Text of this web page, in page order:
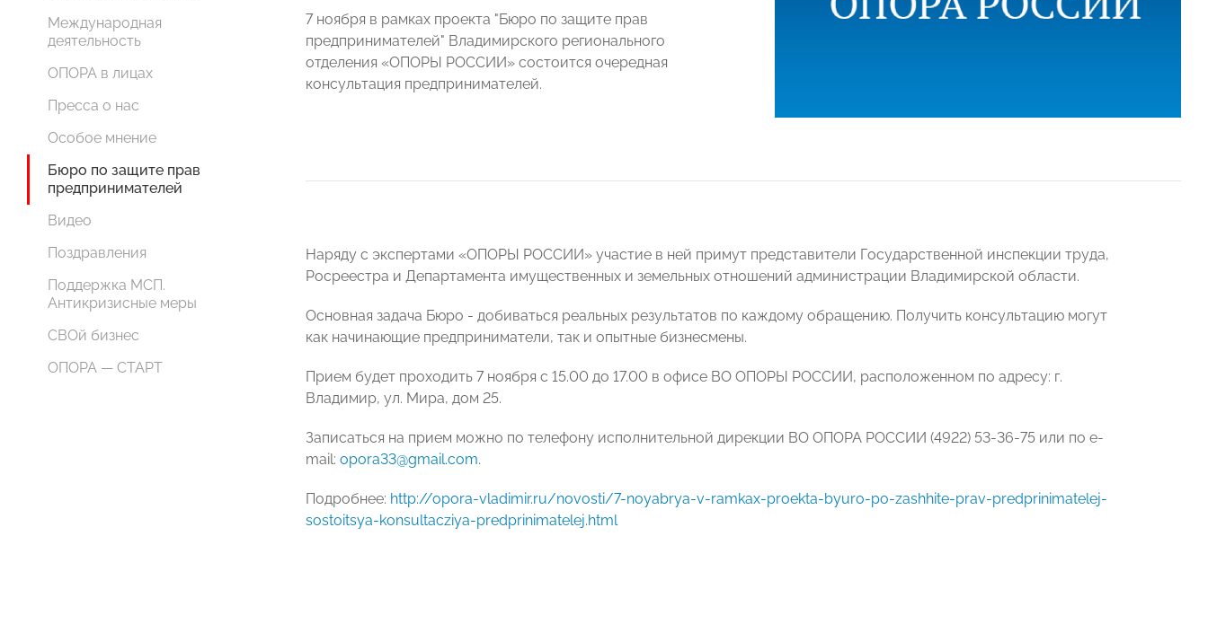
Международная
деятельность
ОПОРА в лицах
Пресса о нас
Особое мнение
Бюро по защите прав
предпринимателей
Видео
Поздравления
Поддержка МСП.
Антикризисные меры
СВОй бизнес
ОПОРА — СТАРТ
7 ноября в рамках проекта "Бюро по защите прав
предпринимателей" Владимирского регионального
отделения «ОПОРЫ РОССИИ» состоится очередная
консультация предпринимателей.
Наряду с экспертами «ОПОРЫ РОССИИ» участие в ней примут представители Государственной инспекции труда,
Росреестра и Департамента имущественных и земельных отношений администрации Владимирской области.
Основная задача Бюро - добиваться реальных результатов по каждому обращению. Получить консультацию могут
как начинающие предприниматели, так и опытные бизнесмены.
Прием будет проходить 7 ноября с 15.00 до 17.00 в офисе ВО ОПОРЫ РОССИИ, расположенном по адресу: г.
Владимир, ул. Мира, дом 25.
Записаться на прием можно по телефону исполнительной дирекции ВО ОПОРА РОССИИ (4922) 53-36-75 или по e-
mail: opora33@gmail.com.
Подробнее: http://opora-vladimir.ru/novosti/7-noyabrya-v-ramkax-proekta-byuro-po-zashhite-prav-predprinimatelej-
sostoitsya-konsultacziya-predprinimatelej.html